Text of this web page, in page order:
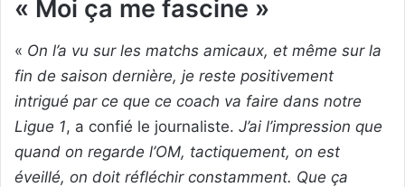
« Moi ça me fascine »
« On l’a vu sur les matchs amicaux, et même sur la
fin de saison dernière, je reste positivement
intrigué par ce que ce coach va faire dans notre
Ligue 1, a confié le journaliste. J’ai l’impression que
quand on regarde l’OM, tactiquement, on est
éveillé, on doit réfléchir constamment. Que ça